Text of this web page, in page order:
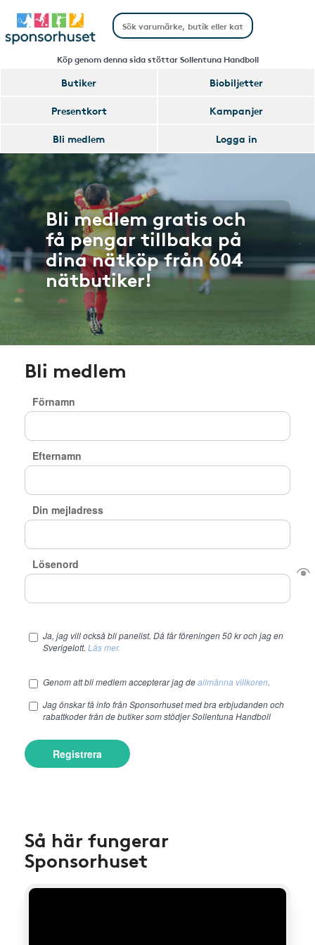
Köp genom denna sida stöttar Sollentuna Handboll
Butiker
Biobiljetter
Presentkort
Kampanjer
Bli medlem
Logga in
Bli medlem gratis och
få pengar tillbaka på
dina nätköp från 604
nätbutiker!
Bli medlem
Förnamn
Efternamn
Din mejladress
Lösenord
Ja, jag vill också bli panelist. Då får föreningen 50 kr och jag en
Sverigelott. Läs mer.
Genom att bli medlem accepterar jag deallmänna villkoren.
Jag önskar få info från Sponsorhuset med bra erbjudanden och
rabattkoder från de butiker som stödjer Sollentuna Handboll
Registrera
Så här fungerar
Sponsorhuset